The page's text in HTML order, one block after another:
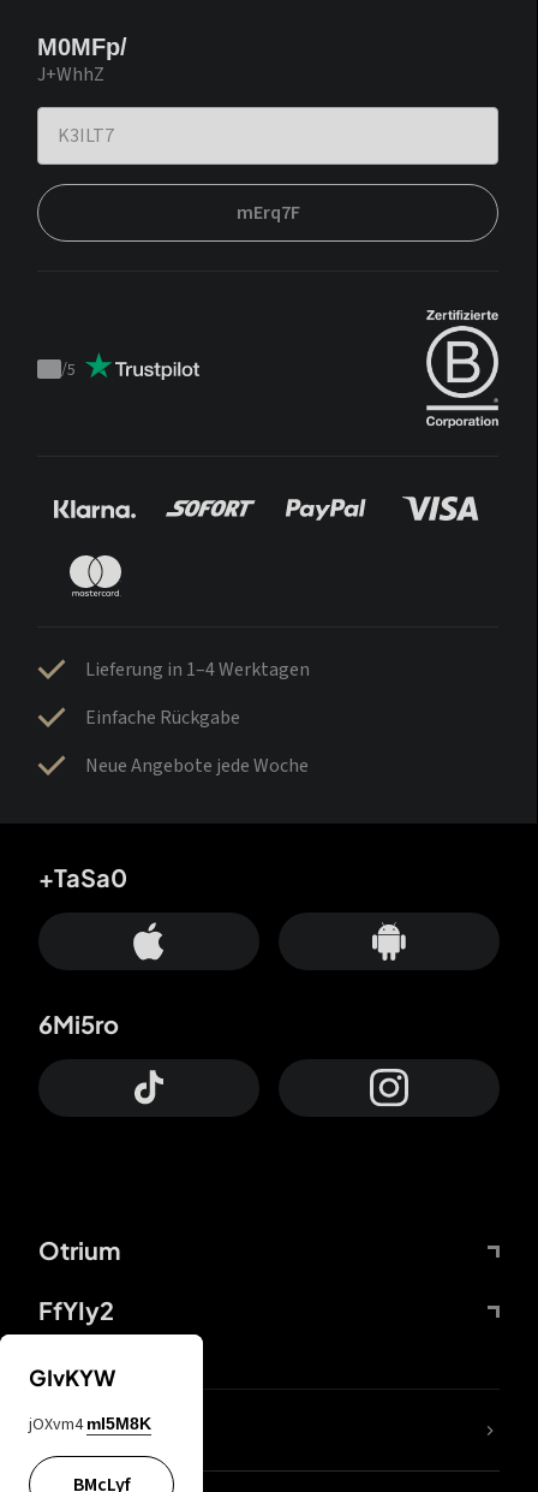
M0MFp/
J+WhhZ
mErq7F
Trustpilot
/5
Lieferung in 1–4 Werktagen
Einfache Rückgabe
Neue Angebote jede Woche
Otrium
FfYIy2
+TaSa0
6Mi5ro
DDcvSo
GIvKYW
jOXvm4 mI5M8K
BMcLyf